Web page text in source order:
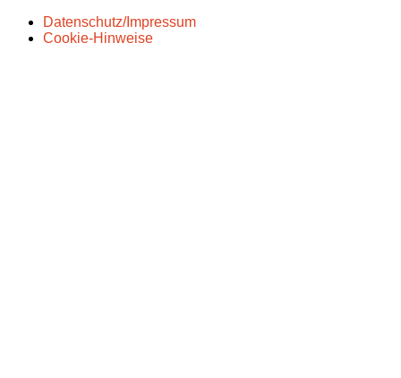
Datenschutz/Impressum
Cookie-Hinweise